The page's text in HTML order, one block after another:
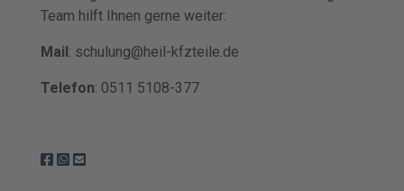
Team hilft Ihnen gerne weiter:
Mail: schulung@heil-kfzteile.de
Telefon: 0511 5108-377